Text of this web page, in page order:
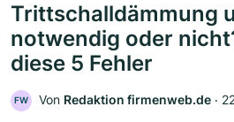
Trittschalldämmung
notwendig oder
diese 5 Fehler
FW Von Redaktion firmenweb.de ‧